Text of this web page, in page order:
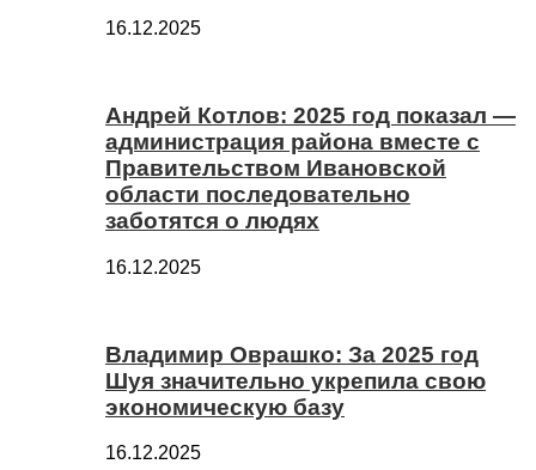
16.12.2025
Андрей Котлов: 2025 год показал —
администрация района вместе с
Правительством Ивановской
области последовательно
заботятся о людях
16.12.2025
Владимир Оврашко: За 2025 год
Шуя значительно укрепила свою
экономическую базу
16.12.2025